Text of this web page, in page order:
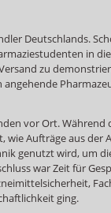
Deutschlands.
in
zu
vor Ort. Während
wie Aufträge aus der
genutzt wird, um
war Zeit für
ging.